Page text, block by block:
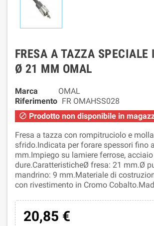
FRESA A TAZZA SPECIALE
Ø 21 MM OMAL
Marca
OMAL
Riferimento FR OMAHSS028
 Prodotto non disponibile in
Fresa a tazza con rompitruciolo e
sfrido.Indicata per forare spessori fino
mm.Impiego su lamiere ferrose,
dure.CaratteristicheØ fresa: 21 mm.Ø
mandrino: 9 mm.Materiale di
con rivestimento in Cromo
20,85 €